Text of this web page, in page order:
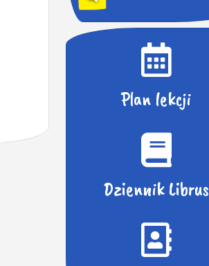
a
Plan lekcji
Dziennik Librus